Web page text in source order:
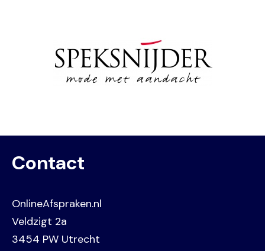
Contact
OnlineAfspraken.nl
Veldzigt 2a
3454 PW Utrecht